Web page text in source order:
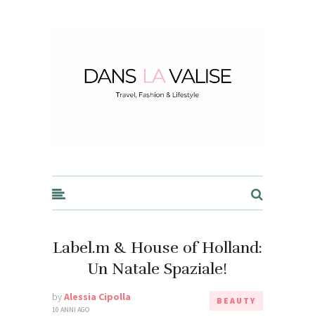
Label.m & House of Holland:
Un Natale Spaziale!
byAlessia Cipolla
10 ANNI AGO
BEAUTY